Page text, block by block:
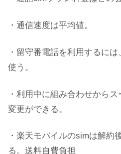
・通信速度は平均値。
・留守番電話を利用するに
使う。
・利用中に組み合わせから
変更ができる。
・楽天モバイルのsimは解約
る。送料自費負担